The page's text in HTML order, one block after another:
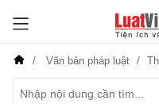
Văn bản pháp luật